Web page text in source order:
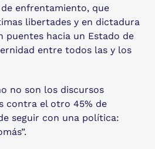
enfrentamiento, que
libertades y en dictadura
puentes hacia un Estado de
entre todos las y los
no son los discursos
contra el otro 45% de
seguir con una política: